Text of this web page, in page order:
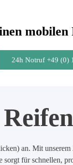
24h Notruf +49 (0)
an. Mit
für schnellen,